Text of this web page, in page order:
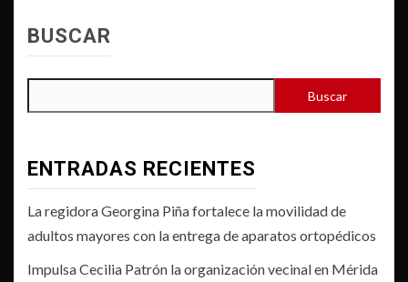
BUSCAR
Buscar
ENTRADAS RECIENTES
La regidora Georgina Piña fortalece la movilidad de
adultos mayores con la entrega de aparatos ortopédicos
Impulsa Cecilia Patrón la organización vecinal en Mérida